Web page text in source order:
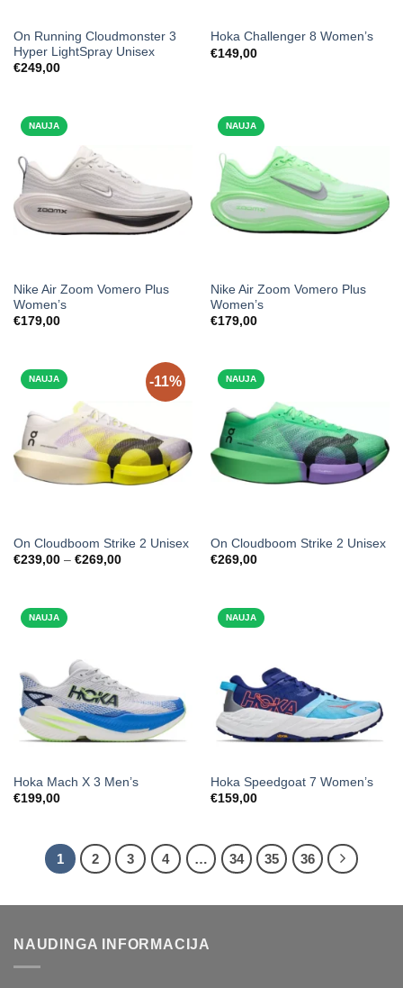
On Running Cloudmonster 3
Hyper LightSpray Unisex
€249,00
Hoka Challenger 8 Women’s
€149,00
NAUJA
Nike Air Zoom Vomero Plus
Women’s
€179,00
NAUJA
Nike Air Zoom Vomero Plus
Women’s
€179,00
-11%
NAUJA
On Cloudboom Strike 2 Unisex
€239,00 – €269,00Price
NAUJA
On Cloudboom Strike 2 Unisex
€269,00
NAUJA
Hoka Mach X 3 Men’s
€199,00
NAUJA
Hoka Speedgoat 7 Women’s
€159,00
1 2 3 4 … 34 35 36
NAUDINGA INFORMACIJA